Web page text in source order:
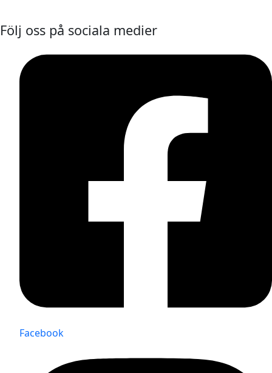
Följ oss på sociala medier
Facebook